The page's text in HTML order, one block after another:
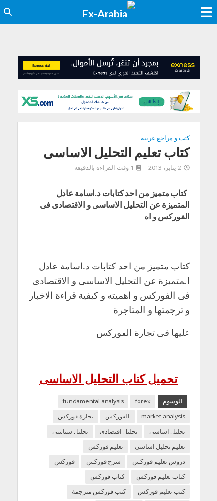
كتب و مراجع عربية
كتاب تعليم التحليل الاساسى
2 يناير، 2013 1 وقت القراءة بالدقيقة
كتاب متميز من احد كتابات د.اسامة عادل
المتميزة عن التحليل الاساسى و الاقتصادى فى
الفوركس و اه
كتاب متميز من احد كتابات د.اسامة عادل
المتميزة عن التحليل الاساسى و الاقتصادى
فى الفوركس و اهميته و كيفية قراءة الاخبار
و ترجمتها و المتاجرة
عليها فى تجارة الفوركس
تحميل كتاب التحليل الاساسى
الوسوم forex
fundamental analysis
market analysis
الفوركس
تجارة فوركس
تحليل اساسى
تحليل اقتصادى
تحليل سياسى
تعليم تحليل اساسى
تعليم فوركس
دروس تعليم فوركس
شرح فوركس
فوركس
كتاب تعليم فوركس
كتاب فوركس
كتب تعليم فوركس
كتب فوركس مترجمة